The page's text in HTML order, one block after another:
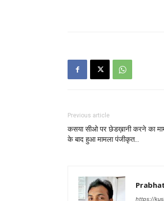
Previous article
कसया सीओ पर छेडख़ानी करने का
के बाद हुआ मामला पंजीकृत…
https://